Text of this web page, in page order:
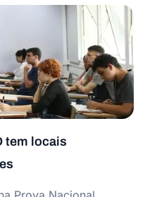
tem locais